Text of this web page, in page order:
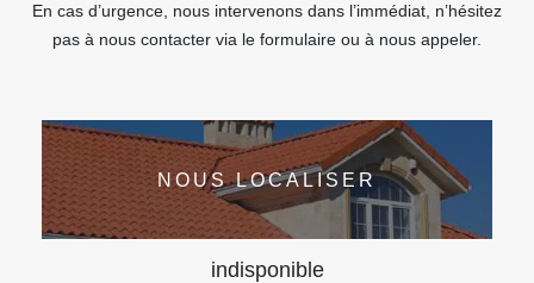
En cas d’urgence, nous intervenons dans l’immédiat, n’hésitez
pas à nous contacter via le formulaire ou à nous appeler.
NOUS LOCALISER
indisponible